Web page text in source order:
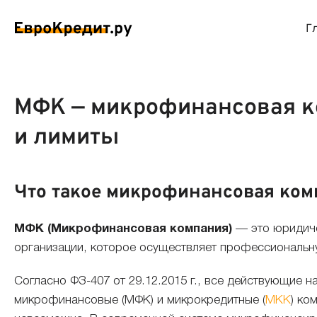
на карту
займы
займы
до зарплаты
Займы без проверок
Долгосрочные займы
Круглосуточные займы
Виртуальные
Беспроцентные
Кредитные карты с
МФК — микрофинансовая
и лимиты
Что такое микрофинансовая
МФК (Микрофинансовая компания) — это
организации, которое осуществляет
Согласно ФЗ-407 от 29.12.2015 г., все действующие
микрофинансовые (МФК) и микрокредитные ( МКК)